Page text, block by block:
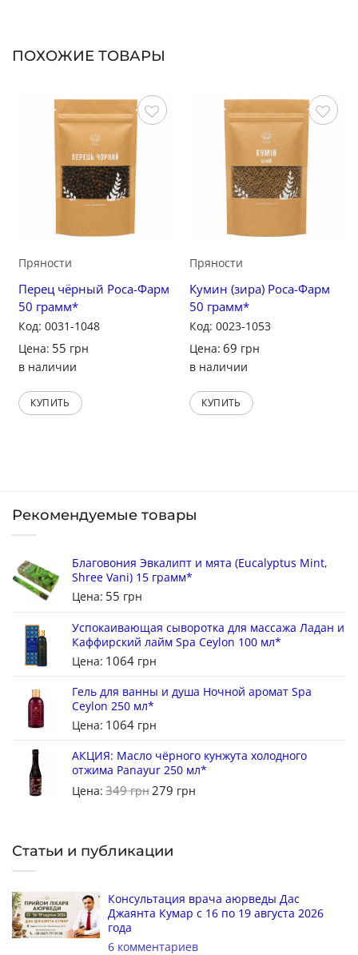
ПОХОЖИЕ ТОВАРЫ
Сохранить
Пряности
Перец чёрный Роса-Фарм
50 грамм*
Код: 0031-1048
Цена: 55 грн
в наличии
КУПИТЬ
Сохранить
Пряности
Кумин (зира) Роса-Фарм
50 грамм*
Код: 0023-1053
Цена: 69 грн
в наличии
КУПИТЬ
Рекомендуемые товары
Благовония Эвкалипт и мята (Eucalyptus Mint,
Shree Vani) 15 грамм*
Цена: 55 грн
Успокаивающая сыворотка для массажа Ладан и
Каффирский лайм Spa Ceylon 100 мл*
Цена: 1064 грн
Гель для ванны и душа Ночной аромат Spa
Ceylon 250 мл*
Цена: 1064 грн
АКЦИЯ: Масло чёрного кунжута холодного
отжима Panayur 250 мл*
Цена: 349грн 279 грн
Статьи и публикации
Консультация врача аюрведы Дас
Джаянта Кумар с 16 по 19 августа 2026
года
6 комментариев